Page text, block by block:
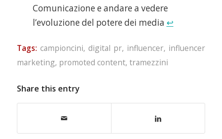
Comunicazione e andare a vedere
l’evoluzione del potere dei media ↩
Tags: campioncini, digital pr, influencer, influencer
marketing, promoted content, tramezzini
Share this entry